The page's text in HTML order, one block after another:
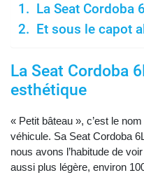
La Seat Cordoba
Et sous le capot
La Seat Cordoba
esthétique
« Petit bâteau », c’est le
véhicule. Sa Seat Cordoba
nous avons l’habitude de
aussi plus légère, environ